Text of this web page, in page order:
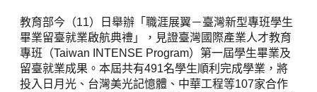
教育部今（11）日舉辦「職涯展翼－臺灣新型專班學生
畢業留臺就業啟航典禮」，見證臺灣國際產業人才教育
專班（Taiwan INTENSE Program）第一屆學生畢業及
留臺就業成果。本屆共有491名學生順利完成學業，將
投入日月光、台灣美光記憶體、中華工程等107家合作